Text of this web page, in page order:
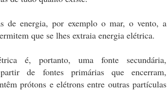
de energia, por exemplo o mar, o vento, a
que se lhes extraia energia elétrica.
é, portanto, uma fonte secundária,
de fontes primárias que encerram,
prótons e elétrons entre outras partículas